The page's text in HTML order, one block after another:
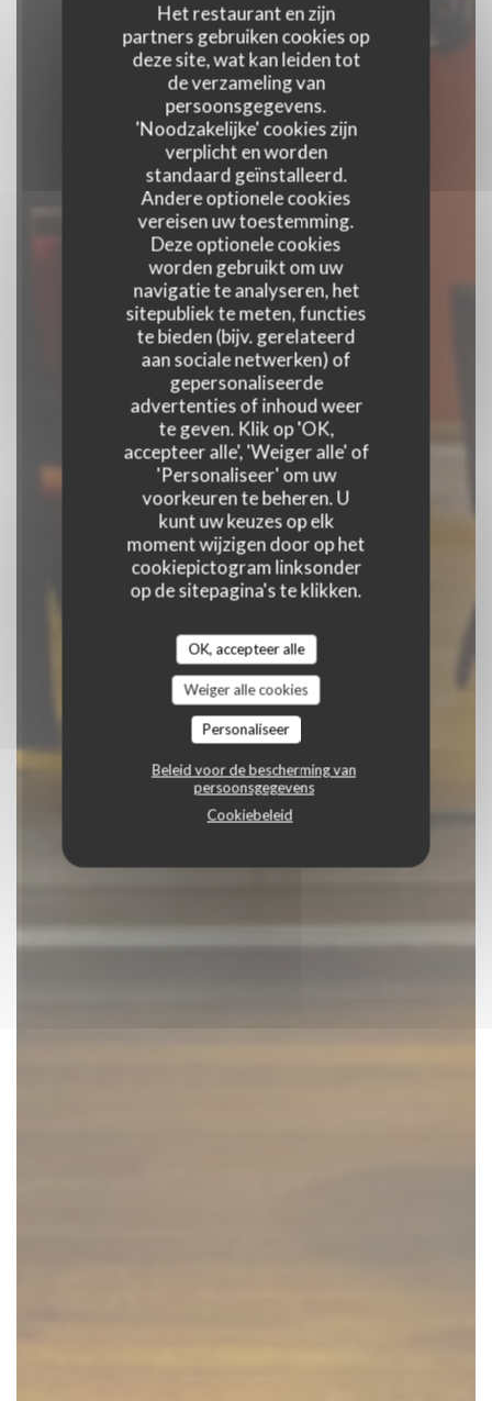
Het restaurant en zijn
partners gebruiken cookies op
deze site, wat kan leiden tot
de verzameling van
persoonsgegevens.
'Noodzakelijke' cookies zijn
verplicht en worden
standaard geïnstalleerd.
Andere optionele cookies
vereisen uw toestemming.
Deze optionele cookies
worden gebruikt om uw
navigatie te analyseren, het
sitepubliek te meten, functies
te bieden (bijv. gerelateerd
aan sociale netwerken) of
gepersonaliseerde
advertenties of inhoud weer
te geven. Klik op 'OK,
accepteer alle', 'Weiger alle' of
'Personaliseer' om uw
voorkeuren te beheren. U
kunt uw keuzes op elk
moment wijzigen door op het
cookiepictogram linksonder
op de sitepagina's te klikken.
OK, accepteer alle
Weiger alle cookies
Personaliseer
Beleid voor de bescherming van
persoonsgegevens
Cookiebeleid
El Olivo
BRASSERIE|CAEN
RESERVEER EEN TAFEL